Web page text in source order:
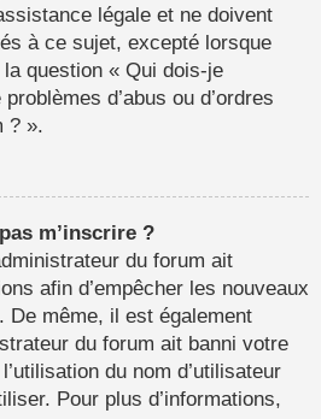
légale et ne doivent
à ce sujet, excepté lorsque
question « Qui dois-je
d’abus ou d’ordres
? ».
m’inscrire ?
du forum ait
afin d’empêcher les nouveaux
De même, il est également
du forum ait banni votre
du nom d’utilisateur
Pour plus d’informations,